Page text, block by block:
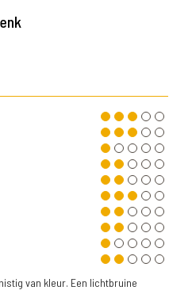
van kleur. Een lichtbruine